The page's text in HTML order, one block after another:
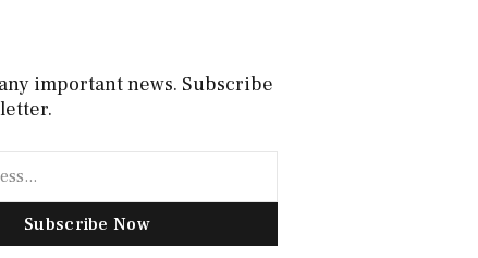
important news. Subscribe
Subscribe Now